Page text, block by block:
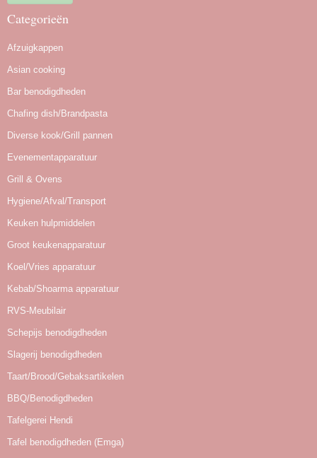
Categorieën
Afzuigkappen
Asian cooking
Bar benodigdheden
Chafing dish/Brandpasta
Diverse kook/Grill pannen
Evenementapparatuur
Grill & Ovens
Hygiene/Afval/Transport
Keuken hulpmiddelen
Groot keukenapparatuur
Koel/Vries apparatuur
Kebab/Shoarma apparatuur
RVS-Meubilair
Schepijs benodigdheden
Slagerij benodigdheden
Taart/Brood/Gebaksartikelen
BBQ/Benodigdheden
Tafelgerei Hendi
Tafel benodigdheden (Emga)